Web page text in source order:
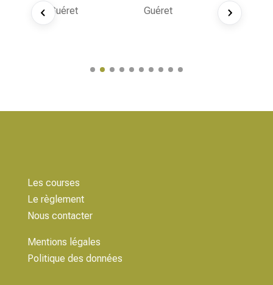
Les courses
Le règlement
Nous contacter
Mentions légales
Politique des données